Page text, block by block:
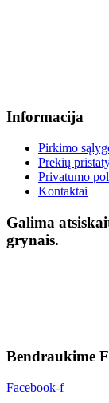
Informacija
Pirkimo
Prekių
Privatumo
Kontaktai
Galima
grynais.
Bendraukime
Facebook-f